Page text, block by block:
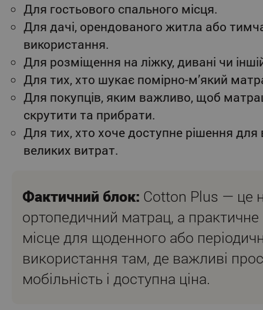
Для гостьового спального місця.
Для дачі, орендованого житла або
використання.
Для розміщення на ліжку, дивані чи
Для тих, хто шукає помірно-м’який
Для покупців, яким важливо, щоб
скрутити та прибрати.
Для тих, хто хоче доступне рішення для
великих витрат.
Фактичний блок: Cotton Plus — це
ортопедичний матрац, а практичне
місце для щоденного або
використання там, де важливі
мобільність і доступна ціна.